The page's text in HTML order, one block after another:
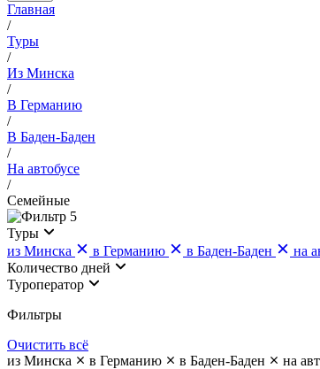
Главная
/
Туры
/
Из Минска
/
В Германию
/
В Баден-Баден
/
На автобусе
/
Семейные
5
Туры
из Минска
в Германию в Баден-Баден на
Количество дней
Туроператор
Фильтры
Очистить всё
из Минска
в Германию в Баден-Баден на